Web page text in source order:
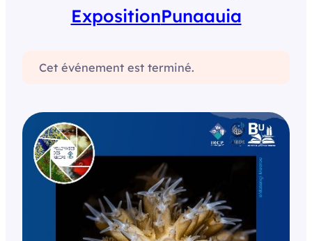
ExpositionPunaauia
Cet événement est terminé.